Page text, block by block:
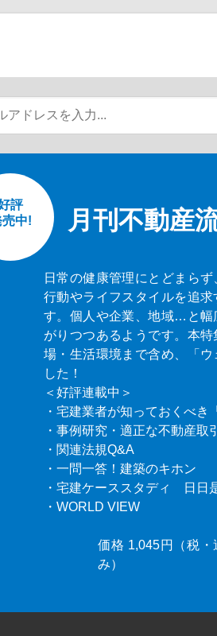
月刊不動産
評
売中!
日常の健康管理にとどまら
行動やライフスタイルを追
す。個人や企業、地域…と幅
がりつつあるようです。本
場・生活環境まで含め、「
した！
＜好評連載中＞
・宅建業者が知っておくべ
・事例研究・適正な不動産取
・関連法規Q&A
・一問一答！建築のキホン
・宅建ケーススタディ 日日
・WORLD VIEW
価格 1,045円（税
み）